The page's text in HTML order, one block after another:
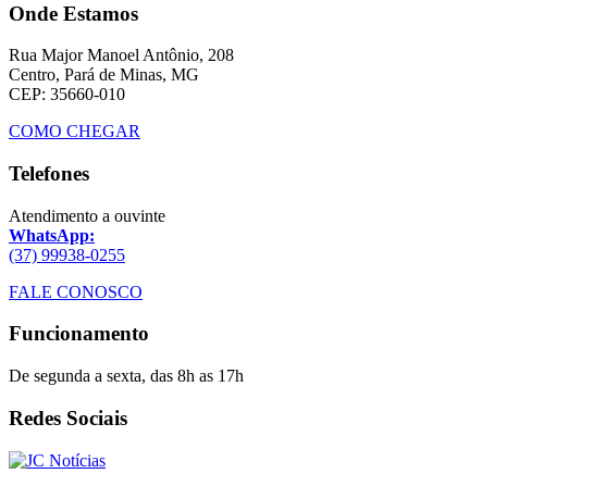
Onde Estamos
Rua Major Manoel Antônio, 208
Centro, Pará de Minas, MG
CEP: 35660-010
COMO CHEGAR
Telefones
Atendimento a ouvinte
WhatsApp:
(37) 99938-0255
FALE CONOSCO
Funcionamento
De segunda a sexta, das 8h as 17h
Redes Sociais